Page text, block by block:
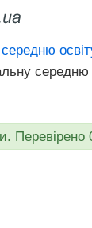
Перевірено